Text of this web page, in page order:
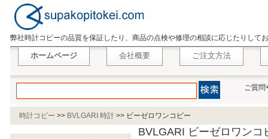
弊社時計コピーの品質を保証したり、商品の点検や修理の相談に応じたりして
ホームページ 会社概要 ご注文方法
ご質問
時計コピー >> BVLGARI 時計 >> ビーゼロワンコピー
BVLGARI ビーゼロワンコ